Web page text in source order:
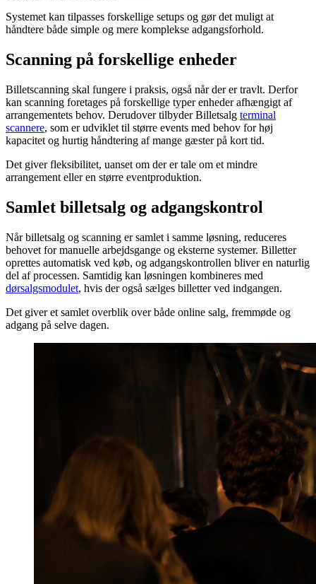
Systemet kan tilpasses forskellige setups og gør det muligt at
håndtere både simple og mere komplekse adgangsforhold.
Scanning på forskellige enheder
Billetscanning skal fungere i praksis, også når der er travlt. Derfor
kan scanning foretages på forskellige typer enheder afhængigt af
arrangementets behov. Derudover tilbyder Billetsalg terminal
scannere, som er udviklet til større events med behov for høj
kapacitet og hurtig håndtering af mange gæster på kort tid.
Det giver fleksibilitet, uanset om der er tale om et mindre
arrangement eller en større eventproduktion.
Samlet billetsalg og adgangskontrol
Når billetsalg og scanning er samlet i samme løsning, reduceres
behovet for manuelle arbejdsgange og eksterne systemer. Billetter
oprettes automatisk ved køb, og adgangskontrollen bliver en naturlig
del af processen. Samtidig kan løsningen kombineres med
dørsalgsmodulet, hvis der også sælges billetter ved indgangen.
Det giver et samlet overblik over både online salg, fremmøde og
adgang på selve dagen.